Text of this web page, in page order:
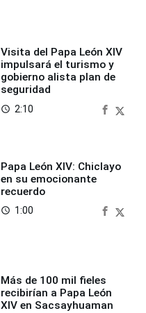
Visita del Papa León XIV
impulsará el turismo y
gobierno alista plan de
seguridad
access_time 2:10
Papa León XIV: Chiclayo
en su emocionante
recuerdo
access_time 1:00
Más de 100 mil fieles
recibirían a Papa León
XIV en Sacsayhuaman